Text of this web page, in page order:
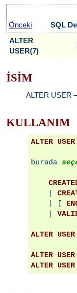
Önceki
SQL
ALTER
USER(7)
İSİM
ALTER USER
KULLANIM
ALTER USER
burada
ALTER USER
ALTER USER
ALTER USER